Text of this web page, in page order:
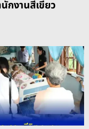
กงานสีเขียว